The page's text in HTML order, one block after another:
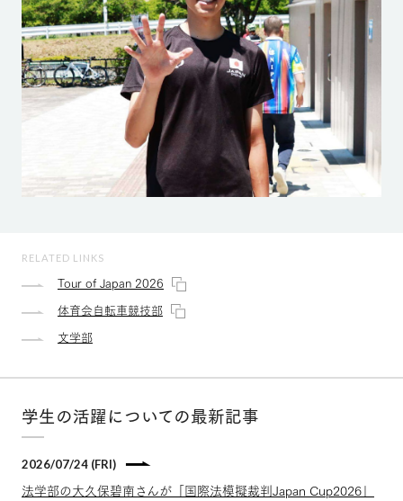
RELATED LINKS
Tour of Japan 2026
体育会自転車競技部
文学部
学生の活躍についての最新記事
2026/07/24 (FRI)
法学部の大久保碧南さんが「国際法模擬裁判Japan Cup2026」